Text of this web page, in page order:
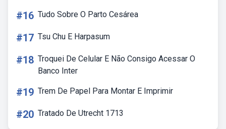
#16 Tudo Sobre O Parto Cesárea
#17 Tsu Chu E Harpasum
#18 Troquei De Celular E Não Consigo Acessar O
Banco Inter
#19 Trem De Papel Para Montar E Imprimir
#20 Tratado De Utrecht 1713